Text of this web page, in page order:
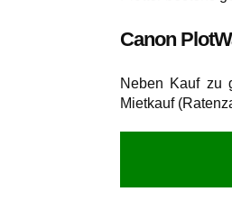
Canon
Neben Kauf zu
Mietkauf